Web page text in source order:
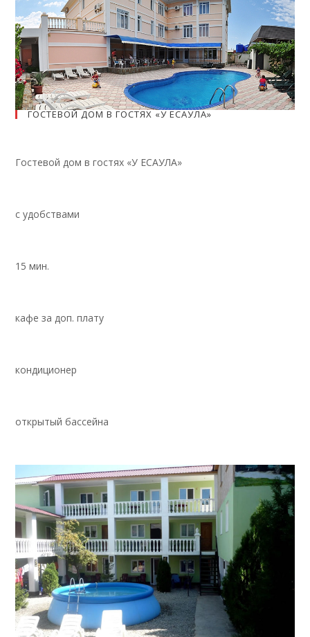
ГОСТЕВОЙ ДОМ В ГОСТЯХ «У ЕСАУЛА»
Гостевой дом в гостях «У ЕСАУЛА»
с удобствами
15 мин.
кафе за доп. плату
кондиционер
открытый бассейна